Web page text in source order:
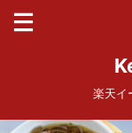
楽天イ